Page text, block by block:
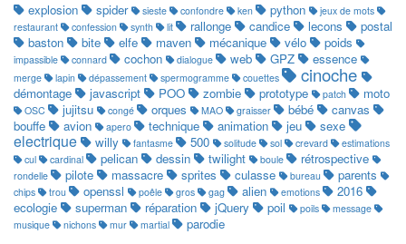
explosion spider sieste confondre ken python
jeux de mots
restaurant
confession synth lit rallonge candice lecons
postal
baston
bite elfe maven mécanique vélo poids
impassible connard cochon dialogue web GPZ essence
merge lapin dépassement spermogramme couettes cinoche
démontage javascript POO zombie prototype patch moto
OSC jujitsu congé orques MAO graisser bébé
canvas
bouffe
avion apero technique animation jeu sexe
electrique willy fantasme 500 solitude sol crevard
estimations
cul
cardinal pelican dessin twilight boule rétrospective
rondelle pilote massacre sprites culasse bureau parents
chips trou openssl poêle gros gag alien emotions
2016
ecologie
superman réparation jQuery poil poils
message
musique
nichons mur martial parodie